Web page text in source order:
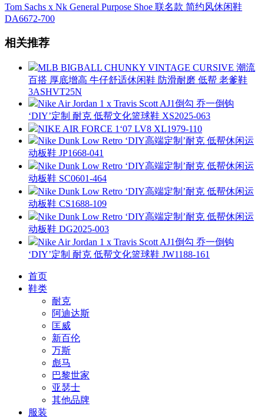
Tom Sachs x Nk General Purpose Shoe 联名款 简约风休闲鞋
DA6672-700
相关推荐
MLB BIGBALL CHUNKY VINTAGE CURSIVE 潮流
百搭 厚底增高 牛仔舒适休闲鞋 防滑耐磨 低帮 老爹鞋
3ASHVT25N
Nike Air Jordan 1 x Travis Scott AJ1倒勾 乔一倒钩
‘DIY’定制 耐克 低帮文化篮球鞋 XS2025-063
NIKE AIR FORCE 1‘07 LV8 XL1979-110
Nike Dunk Low Retro ‘DIY高端定制’耐克 低帮休闲运
动板鞋 JP1668-041
Nike Dunk Low Retro ‘DIY高端定制’耐克 低帮休闲运
动板鞋 SC0601-464
Nike Dunk Low Retro ‘DIY高端定制’耐克 低帮休闲运
动板鞋 CS1688-109
Nike Dunk Low Retro ‘DIY高端定制’耐克 低帮休闲运
动板鞋 DG2025-003
Nike Air Jordan 1 x Travis Scott AJ1倒勾 乔一倒钩
‘DIY’定制 耐克 低帮文化篮球鞋 JW1188-161
首页
鞋类
耐克
阿迪达斯
匡威
新百伦
万斯
彪马
巴黎世家
亚瑟士
其他品牌
服装